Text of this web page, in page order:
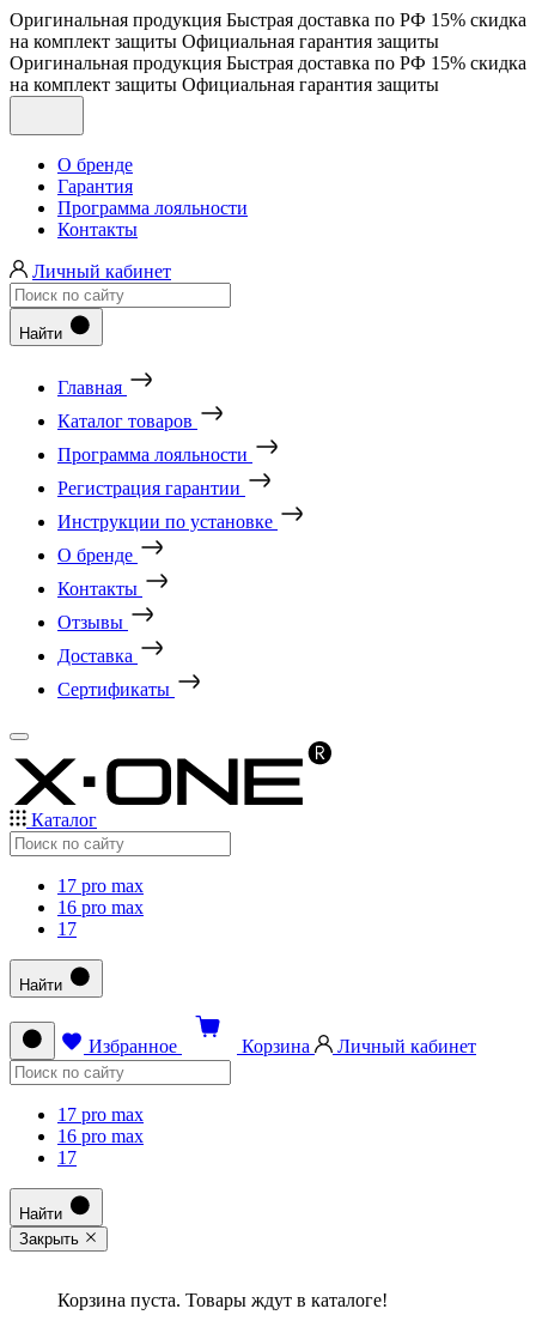
Оригинальная продукция Быстрая доставка по РФ 15% скидка
на комплект защиты Официальная гарантия защиты
Оригинальная продукция Быстрая доставка по РФ 15% скидка
на комплект защиты Официальная гарантия защиты
О бренде
Гарантия
Программа лояльности
Контакты
Личный кабинет
Найти
Главная
Каталог товаров
Программа лояльности
Регистрация гарантии
Инструкции по установке
О бренде
Контакты
Отзывы
Доставка
Сертификаты
Каталог
17 pro max
16 pro max
17
Найти
Избранное Корзина Личный кабинет
17 pro max
16 pro max
17
Найти
Закрыть
Корзина пуста. Товары ждут в каталоге!